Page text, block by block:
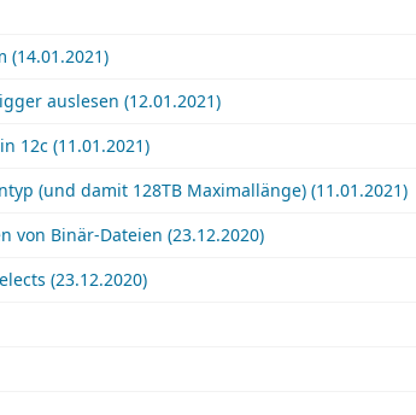
(14.01.2021)
auslesen (12.01.2021)
12c (11.01.2021)
(und damit 128TB Maximallänge) (11.01.2021)
von Binär-Dateien (23.12.2020)
(23.12.2020)